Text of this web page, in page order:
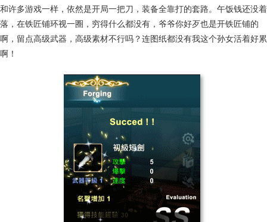
和许多游戏一样，依然是开局一把刀，装备全靠打的套路。午饭钱还没着
落，在铁匠铺环视一圈，穷得什么都没有，爷爷你好歹也是开铁匠铺的
啊，留点高级武器，高级素材不行吗？连图纸都没有我这个孙女活着好累
啊！